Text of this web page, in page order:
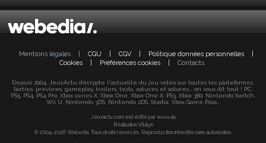
Mentions légales CGU CGV Politique données personnelles
Cookies
Préférences cookies Contacts
Depuis 2004, JeuxActu décrypte l'actualité du jeu vidéo sur toutes les plateformes.
Sorties, previews, gameplay, trailers, tests, astuces et soluces... on vous dit tout ! PC,
PS5, PS4, PS4 Pro, Xbox series X, Xbox One, Xbox One X, PS3, Xbox 360, Nintendo Switch,
Wii U, Nintendo 3DS, Nintendo 2DS, Stadia, Xbox Game Pass...
Jeuxactu.com est édité par Webedia
Réalisation Vitalyn
© 2004-2026 Webedia. Tous droits réservés. Reproduction interdite sans autorisation.